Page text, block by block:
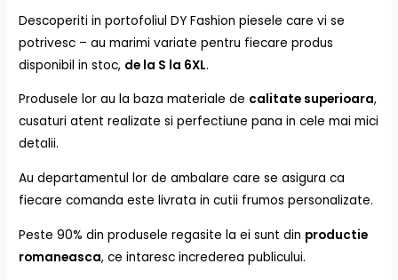
Descoperiti in portofoliul DY Fashion piesele care vi se
potrivesc – au marimi variate pentru fiecare produs
disponibil in stoc, de la S la 6XL.
Produsele lor au la baza materiale de calitate superioara,
cusaturi atent realizate si perfectiune pana in cele mai mici
detalii.
Au departamentul lor de ambalare care se asigura ca
fiecare comanda este livrata in cutii frumos personalizate.
Peste 90% din produsele regasite la ei sunt din productie
romaneasca, ce intaresc increderea publicului.